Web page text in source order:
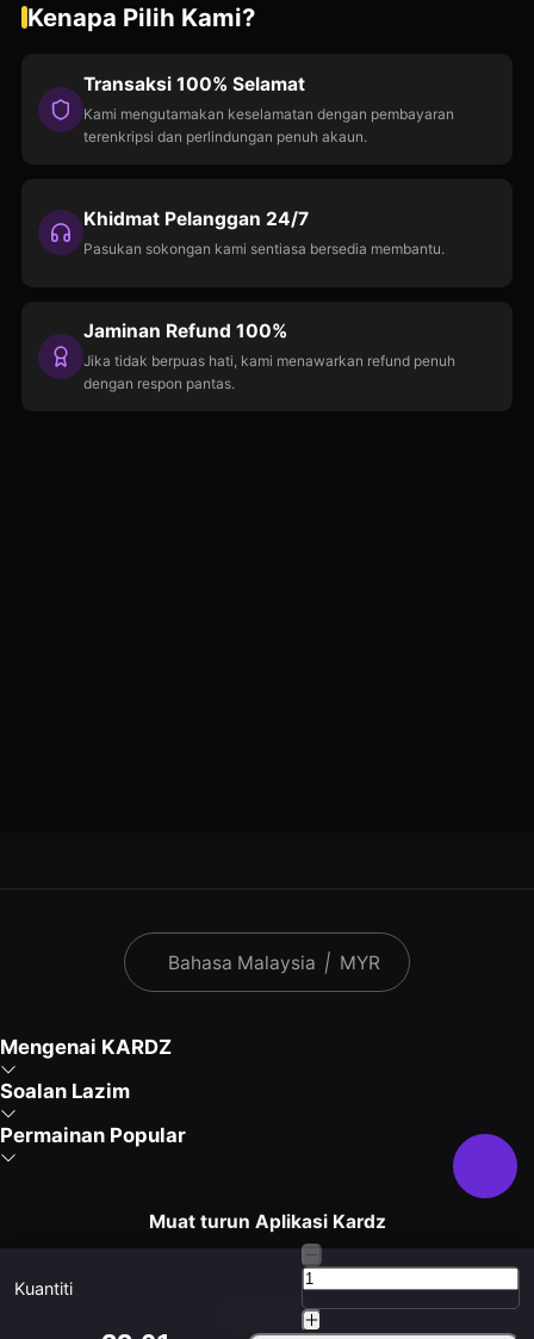
Kenapa Pilih Kami?
Transaksi 100% Selamat
Kami mengutamakan keselamatan dengan pembayaran
terenkripsi dan perlindungan penuh akaun.
Khidmat Pelanggan 24/7
Pasukan sokongan kami sentiasa bersedia membantu.
Jaminan Refund 100%
Jika tidak berpuas hati, kami menawarkan refund penuh
dengan respon pantas.
Kuantiti
Bahasa Malaysia | MYR
Mengenai KARDZ
Soalan Lazim
Permainan Popular
Muat turun Aplikasi Kardz
Hubungi Kami